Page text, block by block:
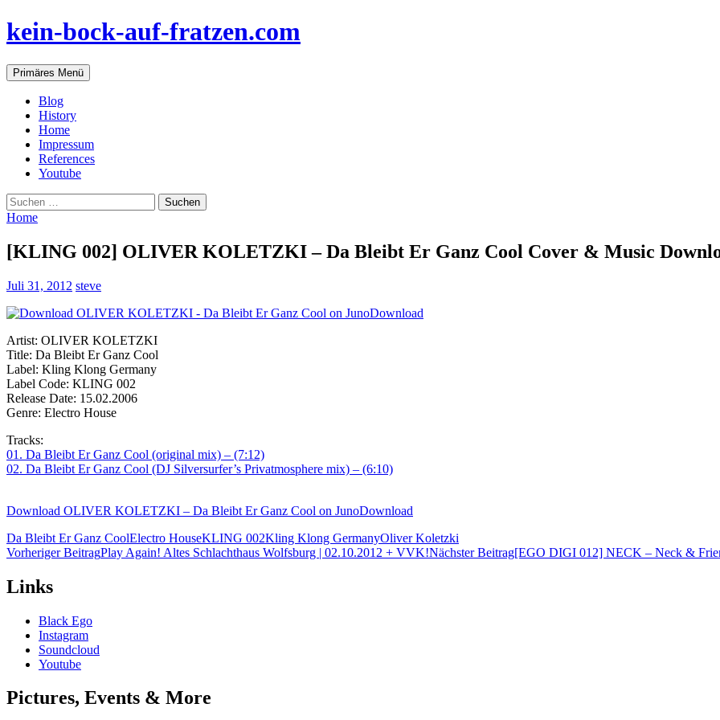
Zum
Inhalt
kein-bock-auf-fratzen.com
Suchen
Primäres Menü
Blog
History
Home
Impressum
References
Youtube
Suchen
nach:
Home
[KLING 002] OLIVER KOLETZKI – Da Bleibt Er Ganz Cool Cover & Music
Juli 31, 2012 steve
Artist: OLIVER KOLETZKI
Title: Da Bleibt Er Ganz Cool
Label: Kling Klong Germany
Label Code: KLING 002
Release Date: 15.02.2006
Genre: Electro House
Tracks:
01. Da Bleibt Er Ganz Cool (original mix) – (7:12)
02. Da Bleibt Er Ganz Cool (DJ Silversurfer’s Privatmosphere mix) – (6:10)
Download OLIVER KOLETZKI – Da Bleibt Er Ganz Cool on JunoDownload
Da Bleibt Er Ganz CoolElectro HouseKLING 002Kling Klong GermanyOliver Koletzki
Beitragsnavigation
Vorheriger BeitragPlay Again! Altes Schlachthaus Wolfsburg | 02.10.2012 + VVK!Nächster Beitrag[EGO DIGI 012] NECK – Neck &
Links
Black Ego
Instagram
Soundcloud
Youtube
Pictures, Events & More